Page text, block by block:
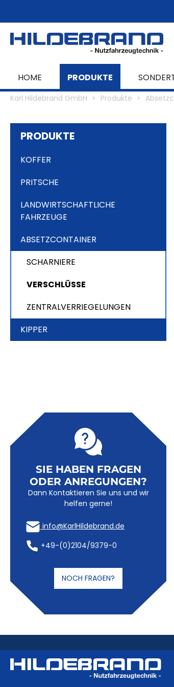
HOME PRODUKTE
Karl Hildebrand GmbH Produkte
PRODUKTE
KOFFER
PRITSCHE
LANDWIRTSCHAFTLICHE
FAHRZEUGE
ABSETZCONTAINER
SCHARNIERE
VERSCHLÜSSE
ZENTRALVERRIEGELUNGEN
KIPPER
SIE HABEN FRAGEN
ODER ANREGUNGEN?
Dann Kontaktieren Sie uns und wir
helfen gerne!
info@KarlHildebrand.de
+49-(0)2104/9379-0
NOCH FRAGEN?